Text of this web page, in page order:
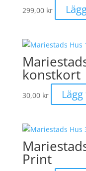
299,00 kr
konstkort
30,00 kr
Print